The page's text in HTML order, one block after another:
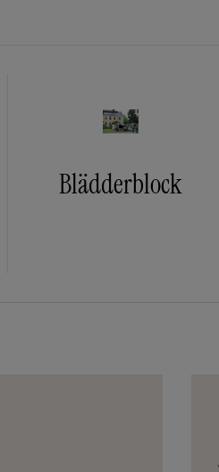
Blädderblock